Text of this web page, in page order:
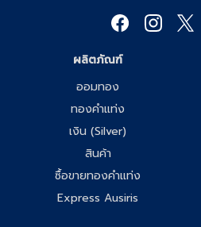
ผลิตภัณฑ์
ออมทอง
ทองคำแท่ง
เงิน (Silver)
สินค้า
ซื้อขายทองคำแท่ง
Express Ausiris